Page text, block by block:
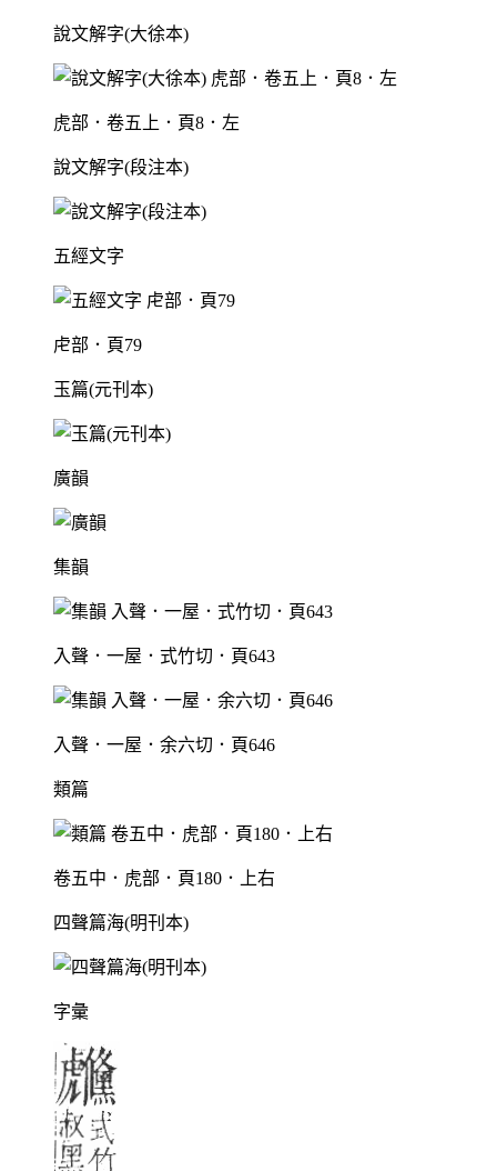
說文解字(大徐本)
虎部．卷五上．頁8．左
說文解字(段注本)
五經文字
虍部．頁79
玉篇(元刊本)
廣韻
集韻
入聲．一屋．式竹切．頁643
入聲．一屋．余六切．頁646
類篇
卷五中．虎部．頁180．上右
四聲篇海(明刊本)
字彙